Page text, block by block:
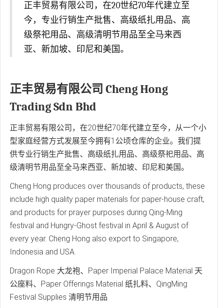
正丰贸易有限公司，在20世纪70年代建立至
今，专业行销生产批售、高级纸扎用品、高
级祭祀用品、高级清明节用品至全马来西
亚、新加坡、印尼和美国。
正丰贸易有限公司 Cheng Hong
Trading Sdn Bhd
正丰贸易有限公司，在20世纪70年代建立至今，从一个小
型家庭经营方式发展至今拥有1公顷仓库的企业。我们提
供专业行销生产批售、高级纸扎用品、高级祭祀用品、高
级清明节用品至全马来西亚、新加坡、印尼和美国。
Cheng Hong produces over thousands of products, these
include high quality paper materials for paper-house craft,
and products for prayer purposes during Qing-Ming
festival and Hungry-Ghost festival in April & August of
every year. Cheng Hong also export to Singapore,
Indonesia and USA.
Dragon Rope 大龙袍、Paper Imperial Palace Material 天
公座料、Paper Offerings Material 纸扎料、QingMing
Festival Supplies 清明节用品